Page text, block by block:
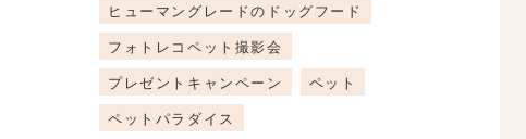
ヒューマングレードのドッグフード
フォトレコペット撮影会
プレゼントキャンペーン
ペット
ペットパラダイス